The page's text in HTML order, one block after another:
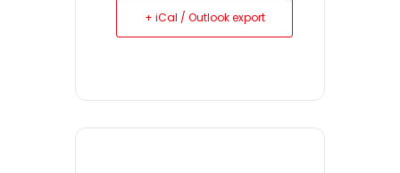
+ iCal / Outlook export